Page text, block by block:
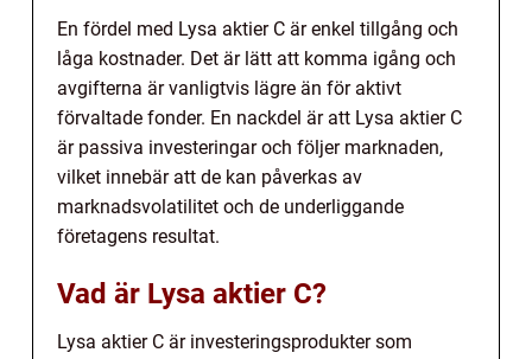
En fördel med Lysa aktier C är enkel tillgång och
låga kostnader. Det är lätt att komma igång och
avgifterna är vanligtvis lägre än för aktivt
förvaltade fonder. En nackdel är att Lysa aktier C
är passiva investeringar och följer marknaden,
vilket innebär att de kan påverkas av
marknadsvolatilitet och de underliggande
företagens resultat.
Vad är Lysa aktier C?
Lysa aktier C är investeringsprodukter som